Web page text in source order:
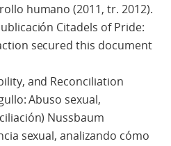
humano (2011, tr. 2012).
Citadels of Pride:
secured this document
and Reconciliation
Abuso sexual,
Nussbaum
sexual, analizando cómo